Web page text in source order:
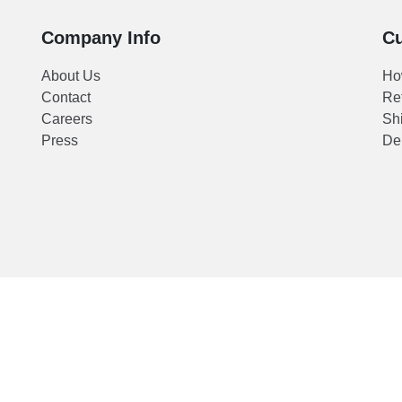
Company Info
About Us
Contact
Careers
Press